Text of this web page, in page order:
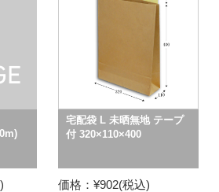
宅配袋 L 未晒無地 テープ
付 320×110×400
価格：¥902(税込)